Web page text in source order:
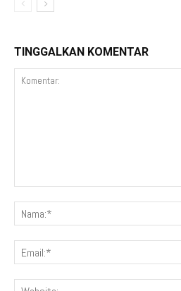
TINGGALKAN KOMENTAR